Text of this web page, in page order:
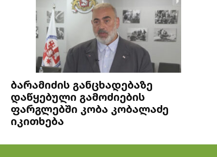
ბარამიძის განცხადებაზე
დაწყებული გამოძიების
ფარგლებში კობა კობალაძე
იკითხება